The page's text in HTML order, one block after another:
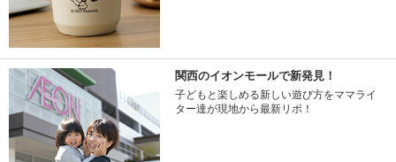
関西のイオンモールで新発見！
子どもと楽しめる新しい遊び方をママライ
ター達が現地から最新リポ！